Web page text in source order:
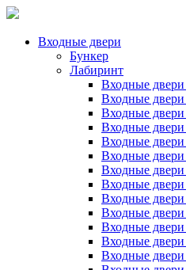
Входные двери
Бункер
Лабиринт
Входные
Входные
Входные
Входные
Входные
Входные
Входные
Входные
Входные
Входные
Входные
Входные
Входные